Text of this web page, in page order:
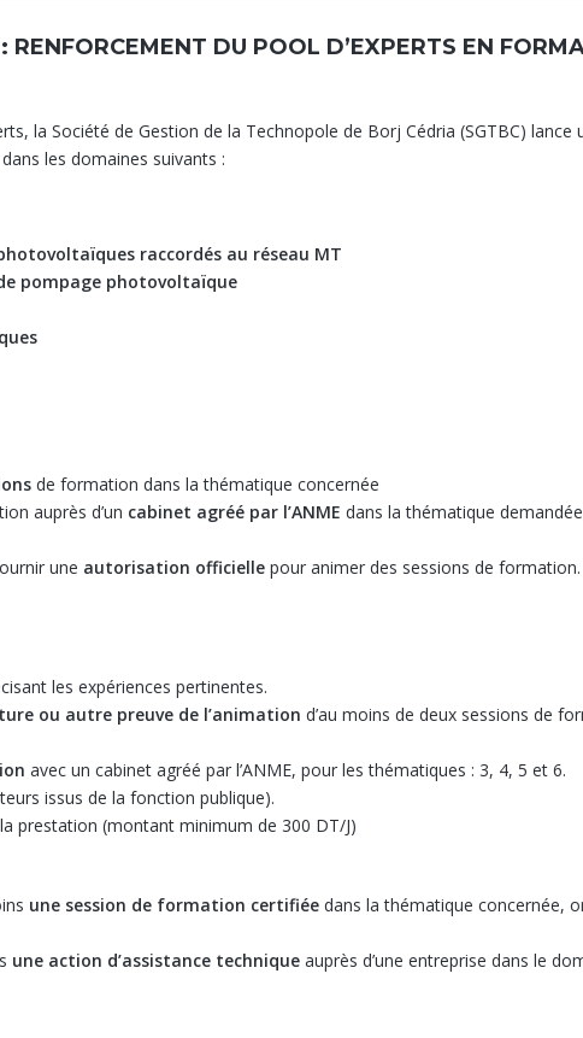
DU POOL D’EXPERTS EN
la Société de Gestion de la Technopole de Borj Cédria (SGTBC) lance
les domaines suivants :
raccordés au réseau MT
pompage photovoltaïque
de formation dans la thématique concernée
auprès d’un cabinet agréé par l’ANME dans la thématique
une autorisation officielle pour animer des sessions de formation.
les expériences pertinentes.
ou autre preuve de l’animation d’au moins de deux sessions de
avec un cabinet agréé par l’ANME, pour les thématiques : 3, 4, 5 et 6.
issus de la fonction publique).
prestation (montant minimum de 300 DT/J)
une session de formation certifiée dans la thématique concernée,
une action d’assistance technique auprès d’une entreprise dans le